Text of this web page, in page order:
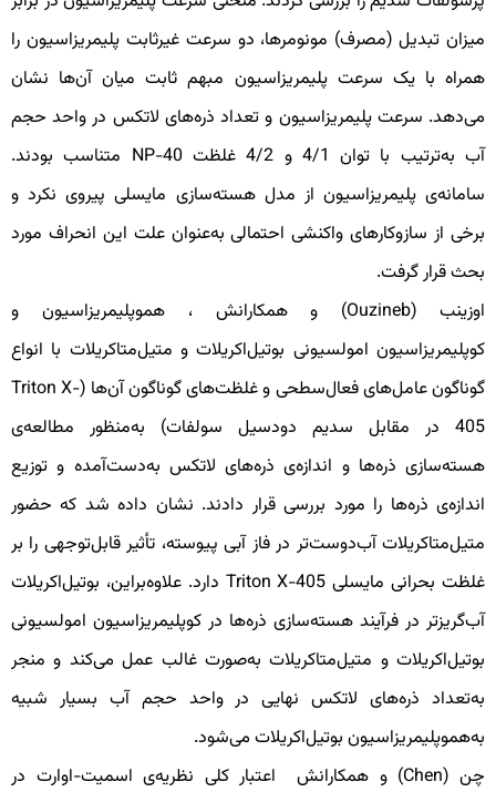
میزان تبدیل (مصرف) مونومرها، دو سرعت غیرثابت پلیمریزاسیون را
همراه با یک سرعت پلیمریزاسیون مبهم ثابت میان آن‌ها نشان
می‌دهد. سرعت پلیمریزاسیون و تعداد ذره‌های لاتکس در واحد حجم
آب به‌ترتیب با توان 4/1 و 4/2 غلظت NP-40 متناسب بودند.
سامانه‌ی پلیمریزاسیون از مدل هسته‌سازی مایسلی پیروی نکرد و
برخی از سازوکارهای واکنشی احتمالی به‌عنوان علت این انحراف مورد
بحث قرار گرفت.
اوزینب (Ouzineb) و همکارانش ، هموپلیمریزاسیون و
کوپلیمریزاسیون امولسیونی بوتیل‌اکریلات و متیل‌متاکریلات با انواع
گوناگون عامل‌های فعال‌سطحی و غلظت‌های گوناگون آن‌ها (Triton X-
405 در مقابل سدیم دودسیل سولفات) به‌منظور مطالعه‌ی
هسته‌سازی ذره‌ها و اندازه‌ی ذره‌های لاتکس به‌دست‌آمده و توزیع
اندازه‌ی ذره‌ها را مورد بررسی قرار دادند. نشان داده شد که حضور
متیل‌متاکریلات آب‌دوست‌تر در فاز آبی پیوسته، تأثیر قابل‌توجهی را بر
غلظت بحرانی مایسلی Triton X-405 دارد. علاوه‌براین، بوتیل‌اکریلات
آب‌گریزتر در فرآیند هسته‌سازی ذره‌ها در کوپلیمریزاسیون امولسیونی
بوتیل‌اکریلات و متیل‌متاکریلات به‌صورت غالب عمل می‌کند و منجر
به‌تعداد ذره‌های لاتکس نهایی در واحد حجم آب بسیار شبیه
به‌هموپلیمریزاسیون بوتیل‌اکریلات می‌شود.
چن (Chen) و همکارانش اعتبار کلی نظریه‌ی اسمیت-اوارت در